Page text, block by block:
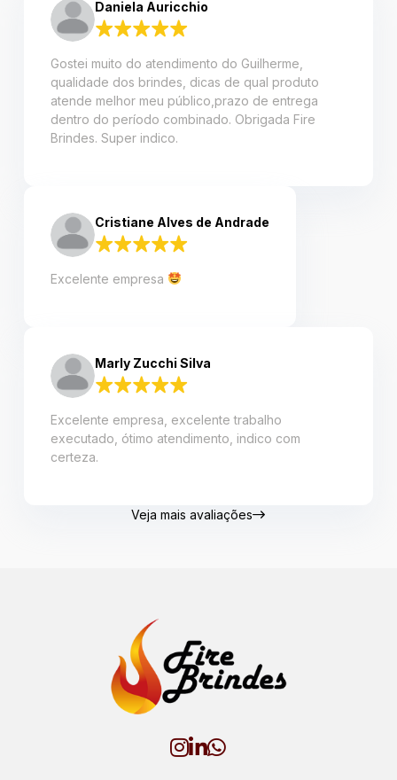
Daniela Auricchio
Gostei muito do atendimento do Guilherme,
qualidade dos brindes, dicas de qual produto
atende melhor meu público,prazo de entrega
dentro do período combinado. Obrigada Fire
Brindes. Super indico.
Cristiane Alves de Andrade
Excelente empresa
Marly Zucchi Silva
Excelente empresa, excelente trabalho
executado, ótimo atendimento, indico com
certeza.
Veja mais avaliações